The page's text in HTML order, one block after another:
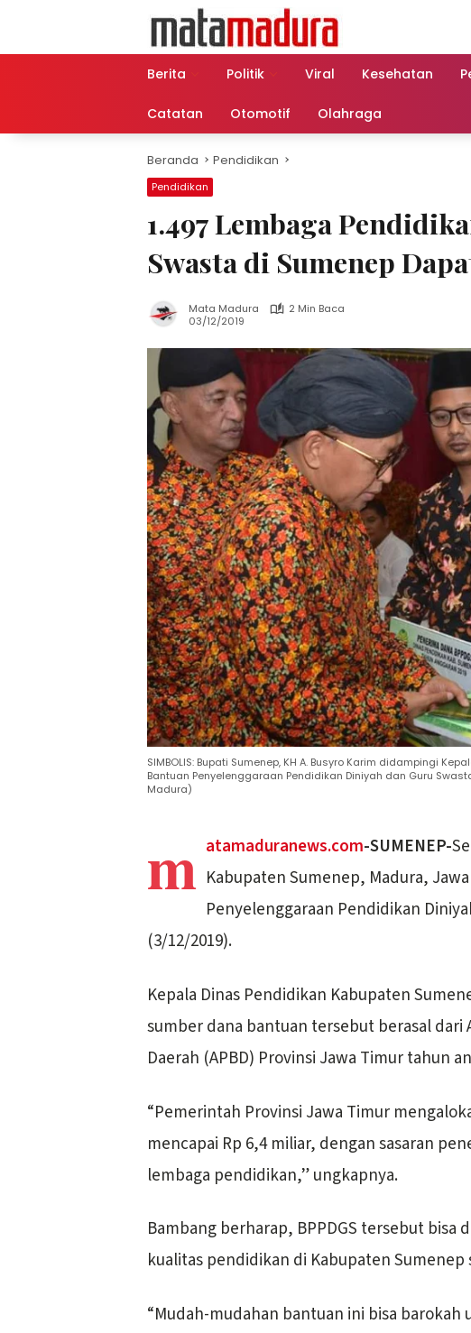
Berita
Politik Viral Kesehatan
Catatan Otomotif Olahraga
Beranda Pendidikan
Pendidikan
1.497 Lembaga
Swasta di Sumenep
Mata Madura
2 Min Baca
03/12/2019
SIMBOLIS: Bupati Sumenep, KH A. Busyro Karim didampingi
Bantuan Penyelenggaraan Pendidikan Diniyah dan Guru
Madura)
m atamaduranews.com-SUMENEP-
Kabupaten Sumenep, Madura,
Penyelenggaraan Pendidikan
(3/12/2019).
Kepala Dinas Pendidikan Kabupaten
sumber dana bantuan tersebut berasal dari
Daerah (APBD) Provinsi Jawa Timur tahun
“Pemerintah Provinsi Jawa Timur
mencapai Rp 6,4 miliar, dengan sasaran
lembaga pendidikan,” ungkapnya.
Bambang berharap, BPPDGS tersebut bisa
kualitas pendidikan di Kabupaten Sumenep
“Mudah-mudahan bantuan ini bisa